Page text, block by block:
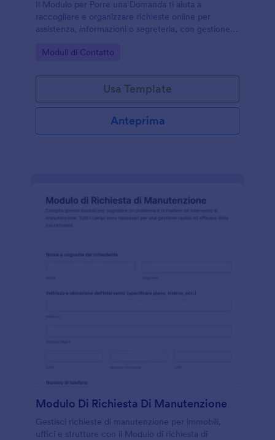
Il Modulo per Porre una Domanda ti aiuta a
raccogliere e organizzare richieste online per
assistenza, informazioni o segreteria, con gestione
Jotform.
Go to Category:
Moduli di Contatto
Usa Template
Anteprima
Modulo Di Richiesta Di Manutenzione
Gestisci richieste di manutenzione per immobili,
uffici e strutture con il Modulo di richiesta di